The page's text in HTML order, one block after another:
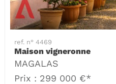
ref. n° 4469
Maison vigneronne
MAGALAS
Prix : 299 000 €*